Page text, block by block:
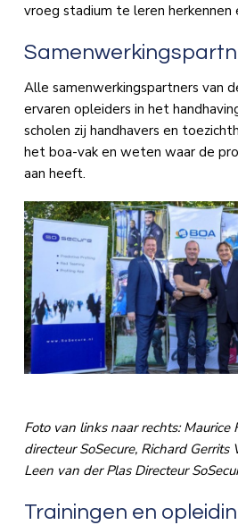
vroeg stadium te leren herkennen
Alle samenwerkingspartners van
ervaren opleiders in het
scholen zij handhavers en
het boa-vak en weten waar de
aan heeft.
Foto van links naar rechts: Maurice
directeur SoSecure, Richard Gerrits
Leen van der Plas Directeur
Trainingen en